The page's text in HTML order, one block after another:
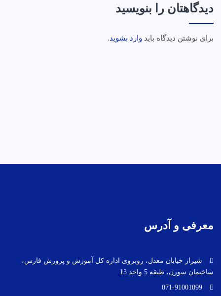
دیدگاهتان را بنویسید
برای نوشتن دیدگاه باید وارد بشوید.
معرفی و آدرس
شیراز خیابان معدل، روبروی اداره کل آموزش و پرورش فارس،
ساختمان سورن، طبقه 5 واحد 13
071-91001099